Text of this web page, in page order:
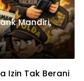
Mandiri,
Izin Tak Berani